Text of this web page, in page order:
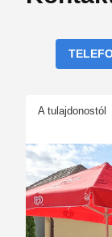
A tulajdonostól